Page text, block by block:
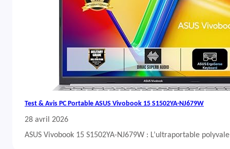
Test & Avis PC Portable ASUS Vivobook 15 S1502YA-NJ679W
28 avril 2026
ASUS Vivobook 15 S1502YA-NJ679W : L’ultraportable